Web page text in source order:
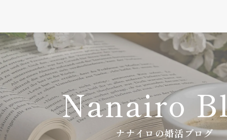
Nanairo
ナナイロの婚活ブログ